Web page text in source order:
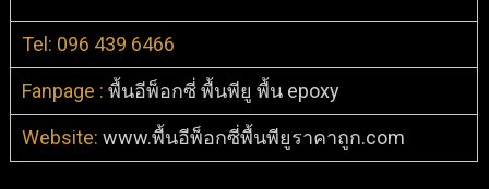
Tel: 096 439 6466
Fanpage :พื้นอีพ็อกซี่ พื้นพียู พื้น epoxy
Website:www.พื้นอีพ็อกซี่พื้นพียูราคาถูก.com